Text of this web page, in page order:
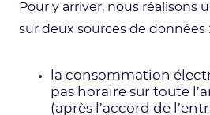
Pour y arriver, nous réalisons
sur deux sources de données :
la consommation
pas horaire sur toute
(après l’accord de